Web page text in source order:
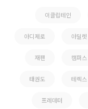
이클립테인
아디제로 아딜렛
재팬 캠퍼스
태권도 테렉스
프레데터